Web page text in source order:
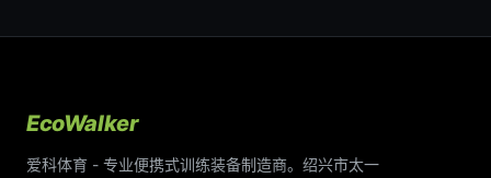
EcoWalker
爱科体育 - 专业便携式训练装备制造商。绍兴市太一